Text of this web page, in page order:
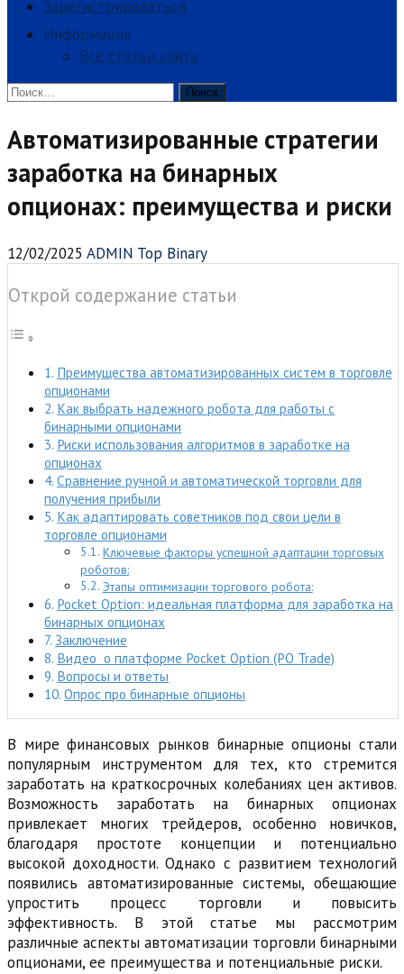
Зарегистрироваться
Информация
Все статьи сайта
Найти:
Автоматизированные стратегии
заработка на бинарных
опционах: преимущества и риски
12/02/2025 ADMIN Top Binary
Открой содержание статьи
Преимущества автоматизированных систем в торговле
опционами
Как выбрать надежного робота для работы с
бинарными опционами
Риски использования алгоритмов в заработке на
опционах
Сравнение ручной и автоматической торговли для
получения прибыли
Как адаптировать советников под свои цели в
торговле опционами
Ключевые факторы успешной адаптации торговых
роботов:
Этапы оптимизации торгового робота:
Pocket Option: идеальная платформа для заработка на
бинарных опционах
Заключение
Видео о платформе Pocket Option (PO Trade)
Вопросы и ответы
Опрос про бинарные опционы
В мире финансовых рынков бинарные опционы стали
популярным инструментом для тех, кто стремится
заработать на краткосрочных колебаниях цен активов.
Возможность заработать на бинарных опционах
привлекает многих трейдеров, особенно новичков,
благодаря простоте концепции и потенциально
высокой доходности. Однако с развитием технологий
появились автоматизированные системы, обещающие
упростить процесс торговли и повысить
эффективность. В этой статье мы рассмотрим
различные аспекты автоматизации торговли бинарными
опционами, ее преимущества и потенциальные риски.